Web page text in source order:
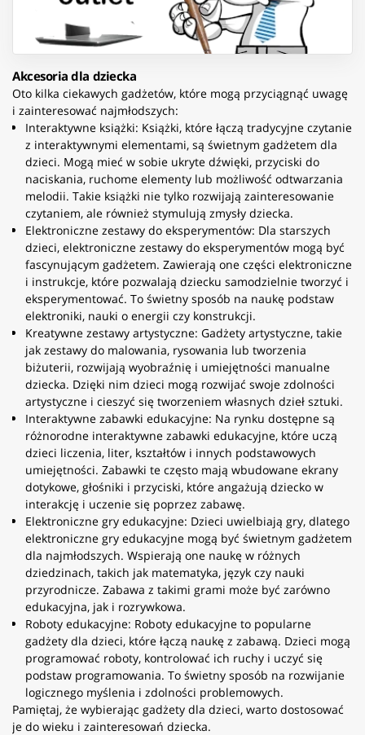
Akcesoria dla dziecka
Oto kilka ciekawych gadżetów, które mogą przyciągnąć uwagę
i zainteresować najmłodszych:
Interaktywne książki: Książki, które łączą tradycyjne czytanie
z interaktywnymi elementami, są świetnym gadżetem dla
dzieci. Mogą mieć w sobie ukryte dźwięki, przyciski do
naciskania, ruchome elementy lub możliwość odtwarzania
melodii. Takie książki nie tylko rozwijają zainteresowanie
czytaniem, ale również stymulują zmysły dziecka.
Elektroniczne zestawy do eksperymentów: Dla starszych
dzieci, elektroniczne zestawy do eksperymentów mogą być
fascynującym gadżetem. Zawierają one części elektroniczne
i instrukcje, które pozwalają dziecku samodzielnie tworzyć i
eksperymentować. To świetny sposób na naukę podstaw
elektroniki, nauki o energii czy konstrukcji.
Kreatywne zestawy artystyczne: Gadżety artystyczne, takie
jak zestawy do malowania, rysowania lub tworzenia
biżuterii, rozwijają wyobraźnię i umiejętności manualne
dziecka. Dzięki nim dzieci mogą rozwijać swoje zdolności
artystyczne i cieszyć się tworzeniem własnych dzieł sztuki.
Interaktywne zabawki edukacyjne: Na rynku dostępne są
różnorodne interaktywne zabawki edukacyjne, które uczą
dzieci liczenia, liter, kształtów i innych podstawowych
umiejętności. Zabawki te często mają wbudowane ekrany
dotykowe, głośniki i przyciski, które angażują dziecko w
interakcję i uczenie się poprzez zabawę.
Elektroniczne gry edukacyjne: Dzieci uwielbiają gry, dlatego
elektroniczne gry edukacyjne mogą być świetnym gadżetem
dla najmłodszych. Wspierają one naukę w różnych
dziedzinach, takich jak matematyka, język czy nauki
przyrodnicze. Zabawa z takimi grami może być zarówno
edukacyjna, jak i rozrywkowa.
Roboty edukacyjne: Roboty edukacyjne to popularne
gadżety dla dzieci, które łączą naukę z zabawą. Dzieci mogą
programować roboty, kontrolować ich ruchy i uczyć się
podstaw programowania. To świetny sposób na rozwijanie
logicznego myślenia i zdolności problemowych.
Pamiętaj, że wybierając gadżety dla dzieci, warto dostosować
je do wieku i zainteresowań dziecka.